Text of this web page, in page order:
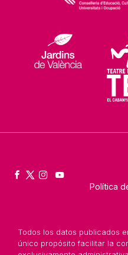
Política
Todos los datos publicados
único propósito facilitar la